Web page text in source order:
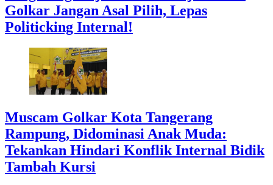
Golkar Jangan Asal Pilih, Lepas
Politicking Internal!
Muscam Golkar Kota Tangerang
Rampung, Didominasi Anak Muda:
Tekankan Hindari Konflik Internal Bidik
Tambah Kursi